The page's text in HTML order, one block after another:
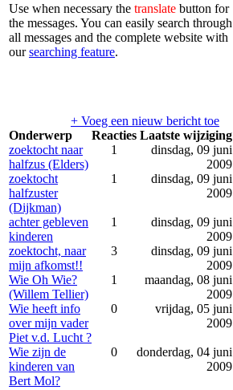
Use when necessary the translate button for
the messages. You can easily search through
all messages and the complete website with
oursearching feature.
+ Voeg een nieuw bericht toe
Onderwerp
Reacties Laatste wijziging
zoektocht naar
halfzus (Elders)
1
dinsdag, 09 juni
2009
zoektocht
halfzuster
(Dijkman)
1
dinsdag, 09 juni
2009
achter gebleven
kinderen
1
dinsdag, 09 juni
2009
zoektocht, naar
mijn afkomst!!
3
dinsdag, 09 juni
2009
Wie Oh Wie?
(Willem Tellier)
1
maandag, 08 juni
2009
Wie heeft info
over mijn vader
Piet v.d. Lucht ?
0
vrijdag, 05 juni
2009
Wie zijn de
kinderen van
Bert Mol?
0
donderdag, 04 juni
2009